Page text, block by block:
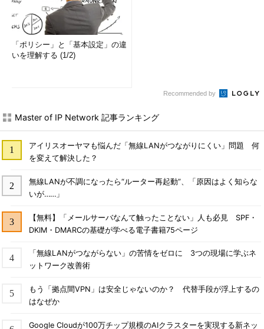
「ポリシー」と「基本設定」の違
いを理解する (1/2)
Recommended by
Master of IP Network 記事ランキング
アイリスオーヤマも悩んだ「無線LANがつながりにくい」問題 何
を変えて解決した？
無線LANが不調になったら“ルーター再起動”、「原因はよく知らな
いが……」
【無料】「メールサーバなんて触ったことない」人も必見 SPF・
DKIM・DMARCの基礎が学べる電子書籍75ページ
「無線LANがつながらない」の苦情をゼロに 3つの現場に学ぶネ
ットワーク改善術
もう「拠点間VPN」は安全じゃないのか？ 代替手段が浮上するの
はなぜか
Google Cloudが100万チップ規模のAIクラスターを実現する新ネッ